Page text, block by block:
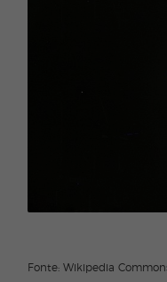
Fonte: Wikipedia